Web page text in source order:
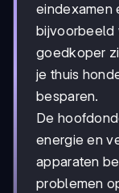
eindexamen
bijvoorbeeld
goedkoper
je thuis
besparen.
De
energie en
apparaten
problemen